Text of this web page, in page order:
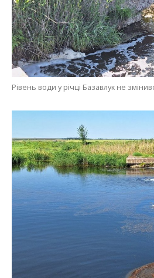
Права притока Дніпра
А ось на Каховському
Олексіївка зовсім інша
значно знизився. У
вода відійшла від берега